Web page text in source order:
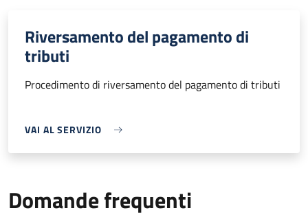
Riversamento del pagamento di
tributi
Procedimento di riversamento del pagamento di tributi
VAI AL SERVIZIO
Domande frequenti